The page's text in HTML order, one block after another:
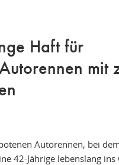
Haft für
mit
Autorennen, bei
42-Jährige lebenslang ins